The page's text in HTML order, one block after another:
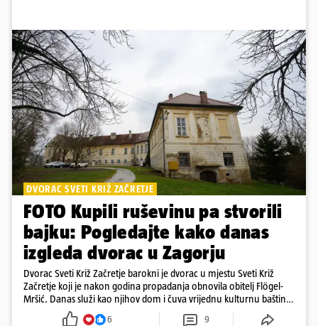
DVORAC SVETI KRIŽ ZAČRETJE
FOTO Kupili ruševinu pa stvorili
bajku: Pogledajte kako danas
izgleda dvorac u Zagorju
Dvorac Sveti Križ Začretje barokni je dvorac u mjestu Sveti Križ
Začretje koji je nakon godina propadanja obnovila obitelj Flögel-
Mršić. Danas služi kao njihov dom i čuva vrijednu kulturnu baštinu
davno zaboravljenog vremena
6 9